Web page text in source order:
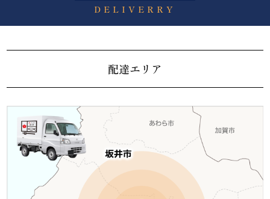
DELIVERRY
配達エリア